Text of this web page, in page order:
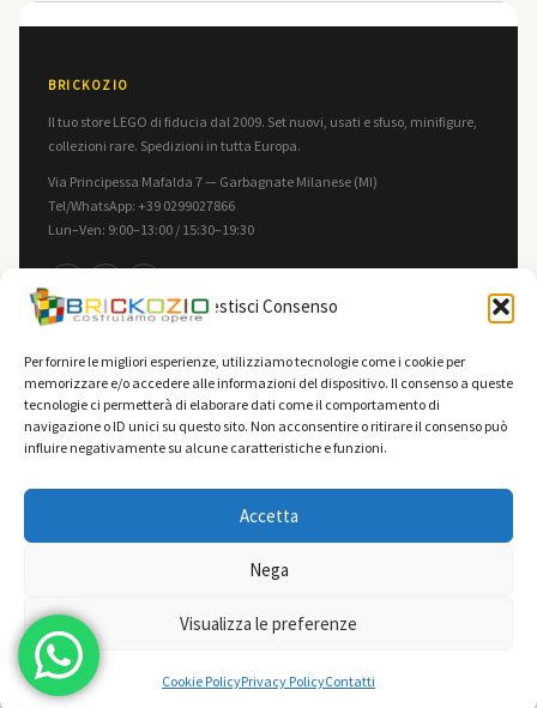
Gestisci Consenso
Per fornire le migliori esperienze, utilizziamo tecnologie come i cookie per
memorizzare e/o accedere alle informazioni del dispositivo. Il consenso a queste
tecnologie ci permetterà di elaborare dati come il comportamento di
navigazione o ID unici su questo sito. Non acconsentire o ritirare il consenso può
influire negativamente su alcune caratteristiche e funzioni.
Accetta
Nega
Visualizza le preferenze
Cookie PolicyPrivacy PolicyContatti
BRICKOZIO
Il tuo store LEGO di fiducia dal 2009. Set nuovi, usati e sfuso, minifigure,
collezioni rare. Spedizioni in tutta Europa.
Via Principessa Mafalda 7 — Garbagnate Milanese (MI)
Tel/WhatsApp: +39 0299027866
Lun–Ven: 9:00–13:00 / 15:30–19:30
INFORMAZIONI
Contatti
F.A.Q.
Spedizioni
LEGALE
Privacy Policy
Cookie Policy
Termini e Condizioni
Costruiamo opere dal 2009